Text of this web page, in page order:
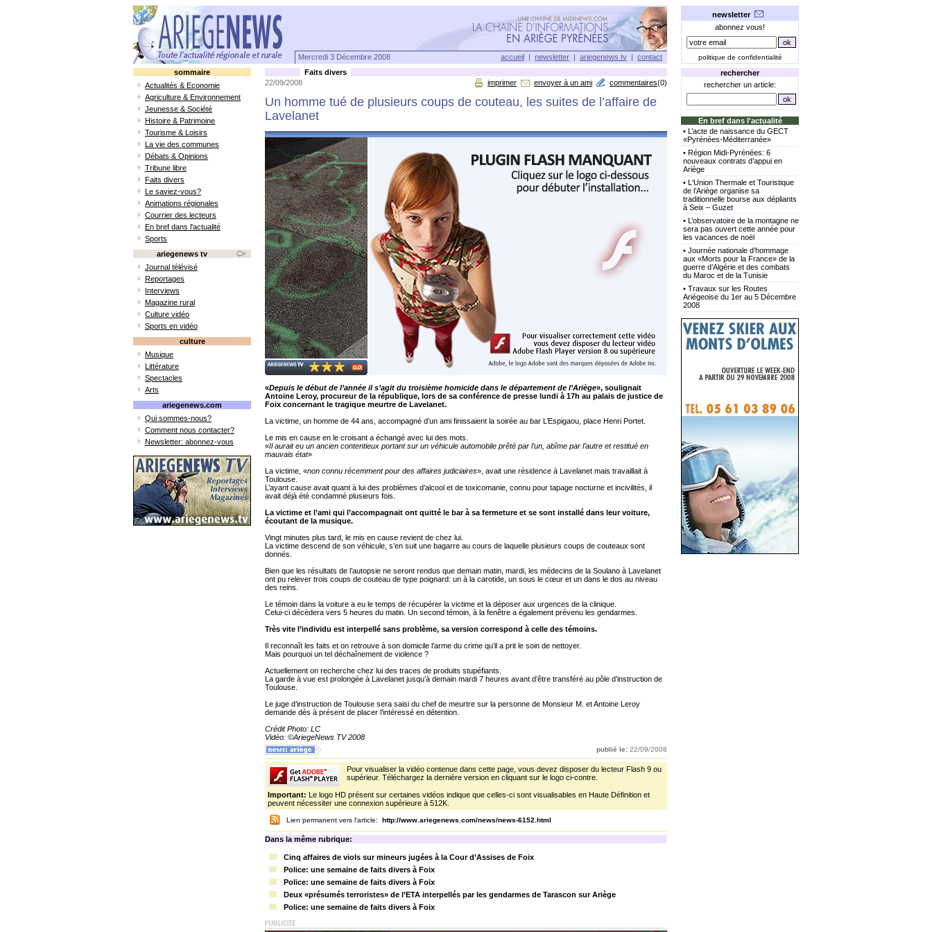
Mercredi 3 Décembre 2008 accueil | newsletter | ariegenews tv | contact
newsletter
abonnez vous!
politique de confidentialité
sommaire
Actualités & Economie
Agriculture & Environnement
Jeunesse & Société
Histoire & Patrimoine
Tourisme & Loisirs
La vie des communes
Débats & Opinions
Tribune libre
Faits divers
Le saviez-vous?
Animations régionales
Courrier des lecteurs
En bref dans l'actualité
Sports
ariegenews tv
Journal télévisé
Reportages
Interviews
Magazine rural
Culture vidéo
Sports en vidéo
culture
Musique
Littérature
Spectacles
Arts
ariegenews.com
Qui sommes-nous?
Comment nous contacter?
Newsletter: abonnez-vous
Faits divers
22/09/2008
imprimer envoyer à un ami commentaires(0)
Un homme tué de plusieurs coups de couteau, les suites de l’affaire de
Lavelanet
«Depuis le début de l’année il s’agit du troisième homicide dans le département de l’Ariège», soulignait
Antoine Leroy, procureur de la république, lors de sa conférence de presse lundi à 17h au palais de justice de
Foix concernant le tragique meurtre de Lavelanet.
La victime, un homme de 44 ans, accompagné d’un ami finissaient la soirée au bar L’Espigaou, place Henri Portet.
Le mis en cause en le croisant a échangé avec lui des mots.
«Il aurait eu un ancien contentieux portant sur un véhicule automobile prêté par l’un, abîme par l’autre et restitué en
mauvais état»
La victime, «non connu récemment pour des affaires judiciaires», avait une résidence à Lavelanet mais travaillait à
Toulouse.
L’ayant cause avait quant à lui des problèmes d’alcool et de toxicomanie, connu pour tapage nocturne et incivilités, il
avait déjà été condamné plusieurs fois.
La victime et l’ami qui l’accompagnait ont quitté le bar à sa fermeture et se sont installé dans leur voiture,
écoutant de la musique.
Vingt minutes plus tard, le mis en cause revient de chez lui.
La victime descend de son véhicule, s’en suit une bagarre au cours de laquelle plusieurs coups de couteaux sont
donnés.
Bien que les résultats de l’autopsie ne seront rendus que demain matin, mardi, les médecins de la Soulano à Lavelanet
ont pu relever trois coups de couteau de type poignard: un à la carotide, un sous le cœur et un dans le dos au niveau
des reins.
Le témoin dans la voiture a eu le temps de récupérer la victime et la déposer aux urgences de la clinique.
Celui-ci décèdera vers 5 heures du matin. Un second témoin, à la fenêtre a également prévenu les gendarmes.
Très vite l’individu est interpellé sans problème, sa version correspond à celle des témoins.
Il reconnaît les faits et on retrouve à son domicile l’arme du crime qu’il a prit le soin de nettoyer.
Mais pourquoi un tel déchaînement de violence ?
Actuellement on recherche chez lui des traces de produits stupéfiants.
La garde à vue est prolongée à Lavelanet jusqu’à demain mardi 7 heures avant d’être transféré au pôle d’instruction de
Toulouse.
Le juge d’instruction de Toulouse sera saisi du chef de meurtre sur la personne de Monsieur M. et Antoine Leroy
demande dès à présent de placer l’intéressé en détention.
Crédit Photo: LC
Vidéo: ©AriegeNews TV 2008
publié le: 22/09/2008
Pour visualiser la vidéo contenue dans cette page, vous devez disposer du lecteur Flash 9 ou
supérieur. Téléchargez la dernière version en cliquant sur le logo ci-contre.
Important: Le logo HD présent sur certaines vidéos indique que celles-ci sont visualisables en Haute Définition et
peuvent nécessiter une connexion supérieure à 512K.
Lien permanent vers l'article: http://www.ariegenews.com/news/news-6152.html
Dans la même rubrique:
Cinq affaires de viols sur mineurs jugées à la Cour d’Assises de Foix
Police: une semaine de faits divers à Foix
Police: une semaine de faits divers à Foix
Deux «présumés terroristes» de l’ETA interpellés par les gendarmes de Tarascon sur Ariège
Police: une semaine de faits divers à Foix
rechercher
rechercher un article:
En bref dans l'actualité
• L’acte de naissance du GECT
«Pyrénées-Méditerranée»
• Région Midi-Pyrénées: 6
nouveaux contrats d’appui en
Ariège
• L'Union Thermale et Touristique
de l’Ariège organise sa
traditionnelle bourse aux dépliants
à Seix – Guzet
• L’observatoire de la montagne ne
sera pas ouvert cette année pour
les vacances de noël
• Journée nationale d’hommage
aux «Morts pour la France» de la
guerre d’Algérie et des combats
du Maroc et de la Tunisie
• Travaux sur les Routes
Ariégeoise du 1er au 5 Décembre
2008